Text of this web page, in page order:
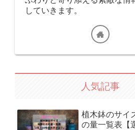
していきます。
人気記事
植木鉢のサイ
の量一覧表【